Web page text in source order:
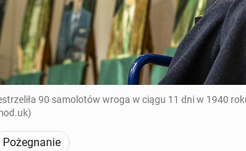
90 samolotów wroga w ciągu 11 dni w 1940
Pożegnanie